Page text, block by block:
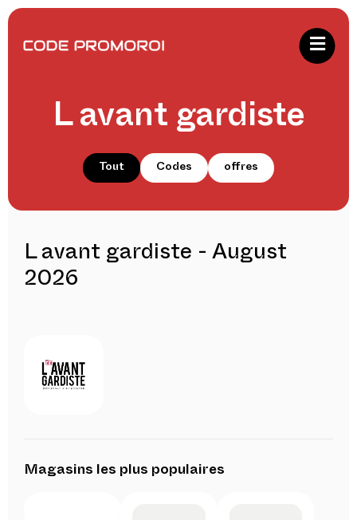
L avant gardiste
Tout Codes offres
L avant gardiste - August
2026
Magasins les plus populaires